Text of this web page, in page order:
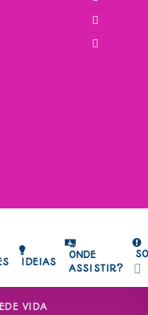
IDEIAS
ONDE
ASSISTIR?
VIDA